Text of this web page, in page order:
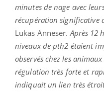
minutes de nage avec
récupération significative
Lukas Anneser.Après 12
niveaux de pth2 étaient
observés chez les
régulation très forte et
indiquait un lien très